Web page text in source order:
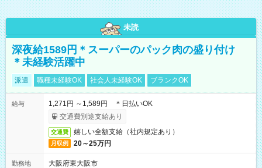
未読
深夜給1589円＊スーパーのパック肉の盛り付け
＊未経験活躍中
派遣 職種未経験OK 社会人未経験OK ブランクOK
給与
1,271円 ～1,589円 ＊日払いOK
交通費別途支給あり
交通費 嬉しい全額支給（社内規定あり）
月収例 20～25万円
勤務地
大阪府東大阪市